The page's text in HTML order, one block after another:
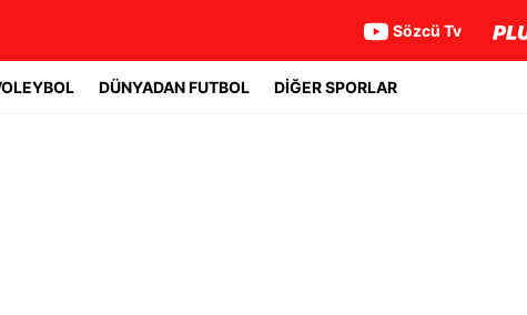
Sözcü Tv
DÜNYADAN FUTBOL DİĞER SPORLAR